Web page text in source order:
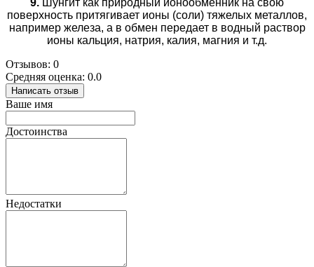
9. Шунгит как природный ионообменник на свою
поверхность притягивает ионы (соли) тяжелых металлов,
например железа, а в обмен передает в водный раствор
ионы кальция, натрия, калия, магния и т.д.
Отзывов: 0
Средняя оценка: 0.0
Написать отзыв
Ваше имя
Достоинства
Недостатки